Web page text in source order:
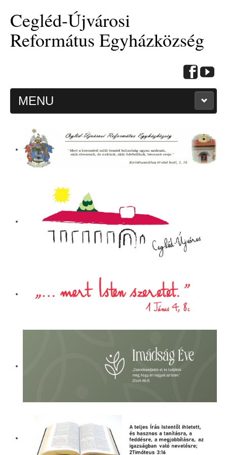
Cegléd-Újvárosi
Református Egyházközség
MENU
KEZDŐOLDAL
HITMÉLYÍTŐ CIKKEK
ALKALMAINK
ÜGYINTÉZÉS
ELÉRHETŐSÉG
EVANGÉLIZÁCIÓS SOROZATOK
KÓRHÁZLELKÉSZI SZOLGÁLAT
CEGLÉDI REFORMÁTUS ÁLTALÁNOS
ISKOLA ÉS ÓVODA